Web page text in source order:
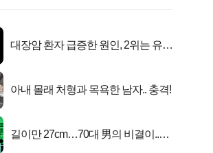
대장암 환자 급증한 원인, 2위는 유산
아내 몰래 처형과 목욕한 남자.. 충격!
길이만 27cm…70대 男의 비결이..충